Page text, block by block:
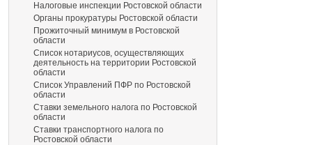
Налоговые инспекции Ростовской области
Органы прокуратуры Ростовской области
Прожиточный минимум в Ростовской
области
Список нотариусов, осуществляющих
деятельность на территории Ростовской
области
Список Управлений ПФР по Ростовской
области
Ставки земельного налога по Ростовской
области
Ставки транспортного налога по
Ростовской области